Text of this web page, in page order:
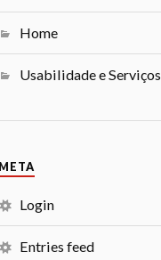
Home
Usabilidade e Serviços
META
Login
Entries feed